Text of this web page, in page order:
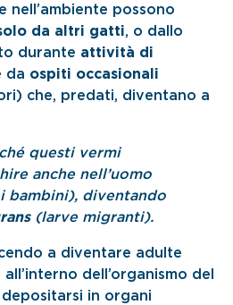
nell’ambiente possono
da altri gatti, o dallo
durante attività di
da ospiti occasionali
che, predati, diventano a
questi vermi
anche nell’uomo
bambini), diventando
(larve migranti).
a diventare adulte
dell’organismo del
in organi